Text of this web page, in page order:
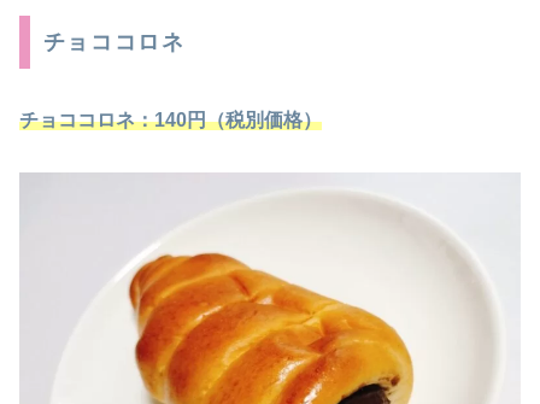
チョココロネ
チョココロネ：140円（税別価格）